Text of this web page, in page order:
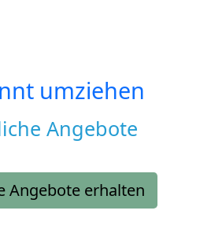
umziehen
Angebote
Angebote erhalten